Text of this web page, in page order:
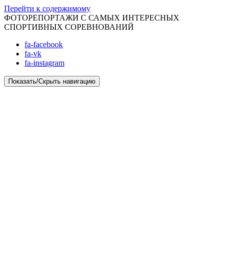
Перейти к содержимому
ФОТОРЕПОРТАЖИ С САМЫХ ИНТЕРЕСНЫХ
СПОРТИВНЫХ СОРЕВНОВАНИЙ
fa-facebook
fa-vk
fa-instagram
Показать/Скрыть навигацию